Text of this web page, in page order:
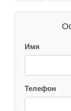
Имя
Телефон